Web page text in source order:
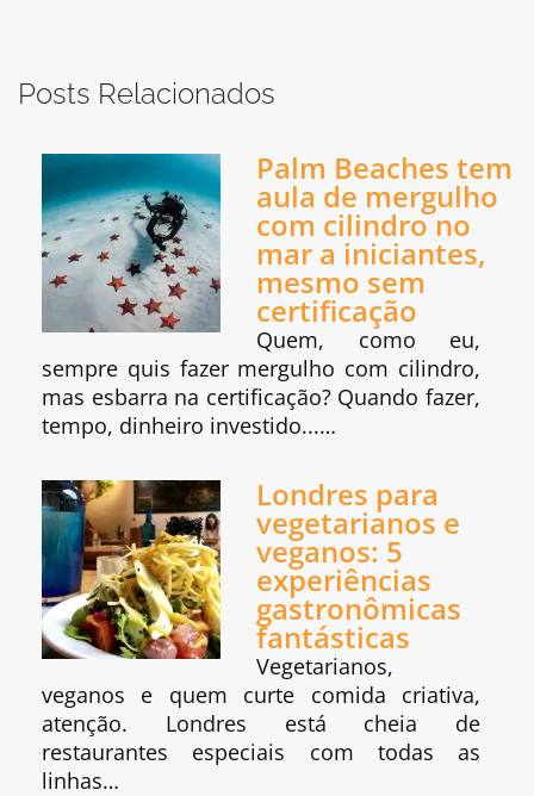
Posts Relacionados
Palm Beaches tem
aula de mergulho
com cilindro no
mar a iniciantes,
mesmo sem
certificação
Quem, como eu,
sempre quis fazer mergulho com cilindro,
mas esbarra na certificação? Quando fazer,
tempo, dinheiro investido...…
Londres para
vegetarianos e
veganos: 5
experiências
gastronômicas
fantásticas
Vegetarianos,
veganos e quem curte comida criativa,
atenção. Londres está cheia de
restaurantes especiais com todas as
linhas…